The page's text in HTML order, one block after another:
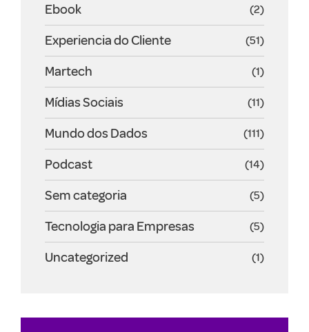
Ebook (2)
Experiencia do Cliente (51)
Martech (1)
Mídias Sociais (11)
Mundo dos Dados (111)
Podcast (14)
Sem categoria (5)
Tecnologia para Empresas (5)
Uncategorized (1)